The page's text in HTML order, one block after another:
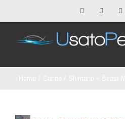
al
contenuto
Facebook